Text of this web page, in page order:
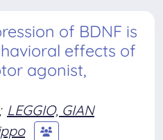
of BDNF is
effects of
agonist,
LEGGIO, GIAN